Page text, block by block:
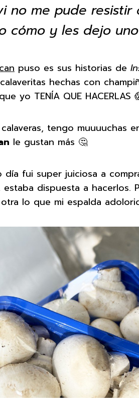
no me pude
cómo y les dejo
puso es sus historias de
hechas con
yo TENÍA QUE HACERLAS
tengo muuuuchas
le gustan más 🤔
día fui super juiciosa a
dispuesta a hacerlos.
lo que mi espalda